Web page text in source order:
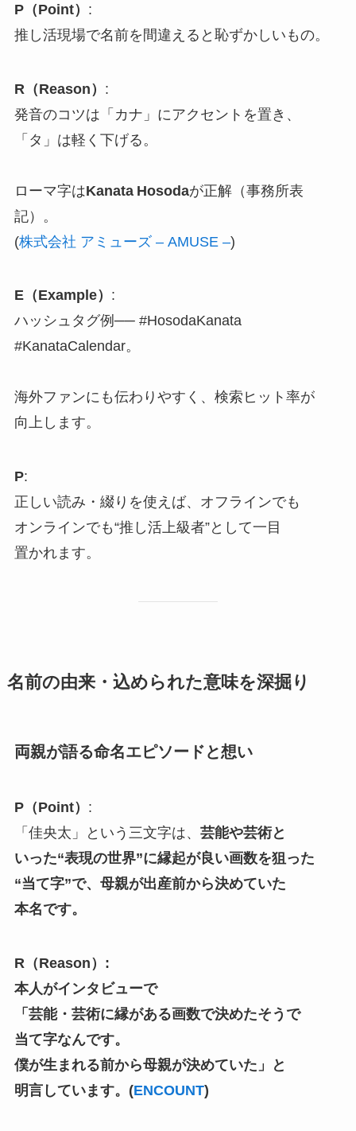
P（Point） :
推し活現場で名前を間違えると恥ずかしいもの。
R（Reason） :
発音のコツは「カナ」にアクセントを置き、
「タ」は軽く下げる。
ローマ字はKanata Hosodaが正解（事務所表
記）。
(株式会社 アミューズ – AMUSE –)
E（Example） :
ハッシュタグ例── #HosodaKanata
#KanataCalendar。
海外ファンにも伝わりやすく、検索ヒット率が
向上します。
P:
正しい読み・綴りを使えば、オフラインでも
オンラインでも“推し活上級者”として一目
置かれます。
名前の由来・込められた意味を深掘り
両親が語る命名エピソードと想い
P（Point） :
「佳央太」という三文字は、 芸能や芸術と
いった“表現の世界”に縁起が良い画数を狙った
“当て字”で、母親が出産前から決めていた
本名です。
R（Reason）:
本人がインタビューで
「芸能・芸術に縁がある画数で決めたそうで
当て字なんです。
僕が生まれる前から母親が決めていた」と
明言しています。(ENCOUNT)